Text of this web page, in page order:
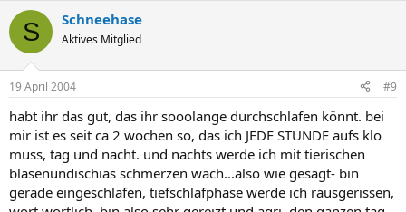
S Schneehase
Aktives Mitglied
19 April 2004 #9
habt ihr das gut, das ihr sooolange durchschlafen könnt. bei
mir ist es seit ca 2 wochen so, das ich JEDE STUNDE aufs klo
muss, tag und nacht. und nachts werde ich mit tierischen
blasenundischias schmerzen wach...also wie gesagt- bin
gerade eingeschlafen, tiefschlafphase werde ich rausgerissen,